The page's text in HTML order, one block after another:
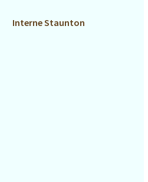
Interne Staunton